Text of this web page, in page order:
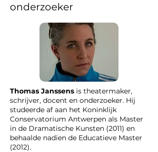
onderzoeker
Thomas Janssens is theatermaker,
schrijver, docent en onderzoeker. Hij
studeerde af aan het Koninklijk
Conservatorium Antwerpen als Master
in de Dramatische Kunsten (2011) en
behaalde nadien de Educatieve Master
(2012).